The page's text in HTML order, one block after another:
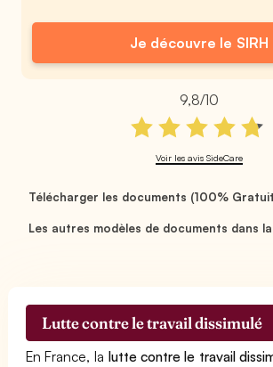
Je découvre le SIRH
9,8/10
Voir les avis SideCare
Télécharger les documents (100%
Les autres modèles de documents dans
Lutte contre le travail dissimulé
En France, la lutte contre le travail